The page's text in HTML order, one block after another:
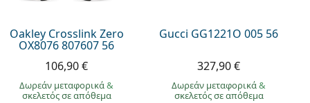
Oakley Crosslink Zero
OX8076 807607 56
106,90 €
Δωρεάν μεταφορικά&
σκελετός σε απόθεμα
Gucci GG1221O 005 56
327,90 €
Δωρεάν μεταφορικά&
σκελετός σε απόθεμα